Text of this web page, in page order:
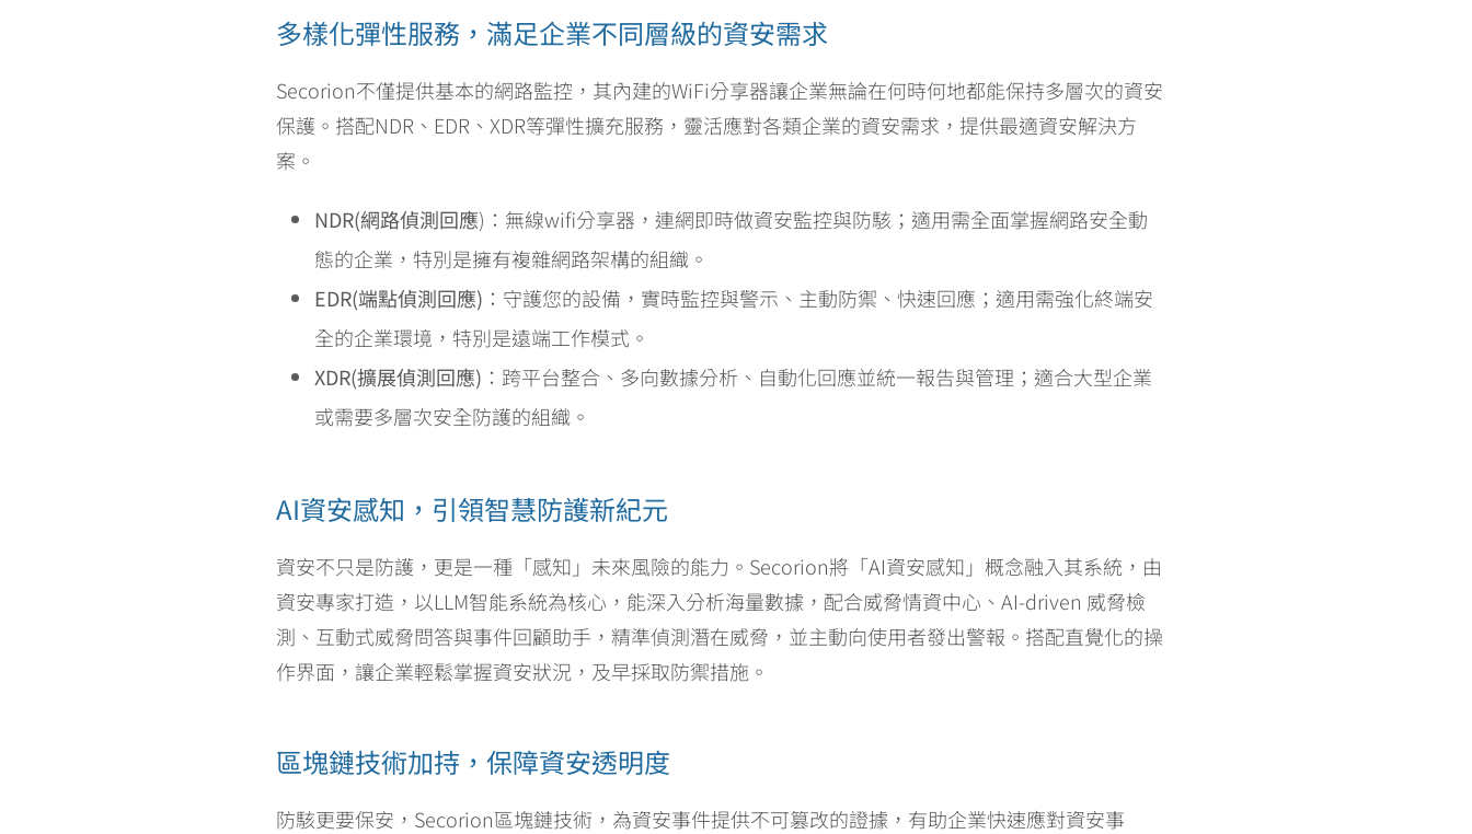
多樣化彈性服務，滿足企業不同層級的資安需求
Secorion不僅提供基本的網路監控，其內建的WiFi分享器讓企業無論在何時何地都能保持多層次的資安
保護。搭配NDR、EDR、XDR等彈性擴充服務，靈活應對各類企業的資安需求，提供最適資安解決方
案。
NDR(網路偵測回應)：無線wifi分享器，連網即時做資安監控與防駭；適用需全面掌握網路安全動
態的企業，特別是擁有複雜網路架構的組織。
EDR(端點偵測回應) ：守護您的設備，實時監控與警示、主動防禦、快速回應；適用需強化終端安
全的企業環境，特別是遠端工作模式。
XDR(擴展偵測回應) ：跨平台整合、多向數據分析、自動化回應並統一報告與管理；適合大型企業
或需要多層次安全防護的組織。
AI資安感知，引領智慧防護新紀元
資安不只是防護，更是一種「感知」未來風險的能力。Secorion將「AI資安感知」概念融入其系統，由
資安專家打造，以LLM智能系統為核心，能深入分析海量數據，配合威脅情資中心、AI-driven 威脅檢
測、互動式威脅問答與事件回顧助手，精準偵測潛在威脅，並主動向使用者發出警報。搭配直覺化的操
作界面，讓企業輕鬆掌握資安狀況，及早採取防禦措施。
區塊鏈技術加持，保障資安透明度
防駭更要保安，Secorion區塊鏈技術，為資安事件提供不可篡改的證據，有助企業快速應對資安事